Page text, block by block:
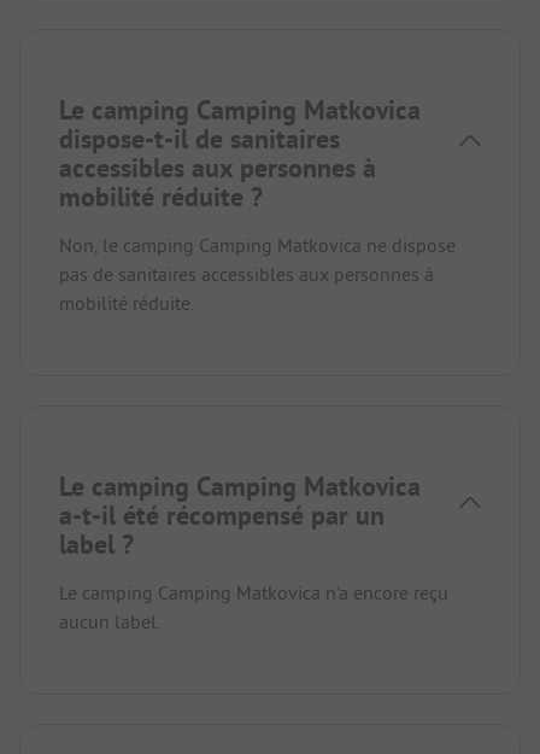
Le camping Camping Matkovica
dispose-t-il de sanitaires
accessibles aux personnes à
mobilité réduite ?
Non, le camping Camping Matkovica ne dispose
pas de sanitaires accessibles aux personnes à
mobilité réduite.
Le camping Camping Matkovica
a-t-il été récompensé par un
label ?
Le camping Camping Matkovica n'a encore reçu
aucun label.